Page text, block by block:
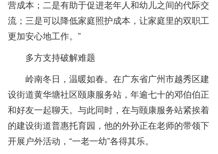
营成本；二是有助于促进老年人和幼儿之间的代际交
流；三是可以降低家庭照护成本，让家庭里的双职工
更加安心地工作。”
多方支持破解难题
岭南冬日，温暖如春。在广东省广州市越秀区建
设街道黄华塘社区颐康服务站，年逾七十的邓伯伯正
和好友一起聊天。与此同时，在与颐康服务站紧挨着
的建设街道普惠托育园，他的外孙正在老师的带领下
开展户外活动，“一老一幼”各得其乐。